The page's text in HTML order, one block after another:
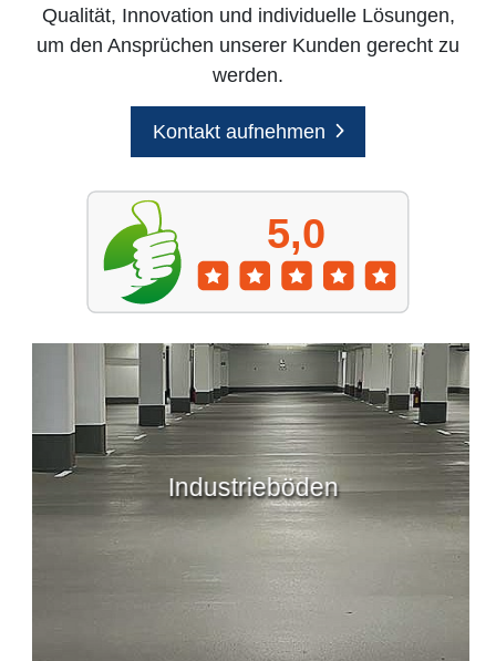
Qualität, Innovation und individuelle Lösungen,
um den Ansprüchen unserer Kunden gerecht zu
werden.
Kontakt aufnehmen
Industrieböden